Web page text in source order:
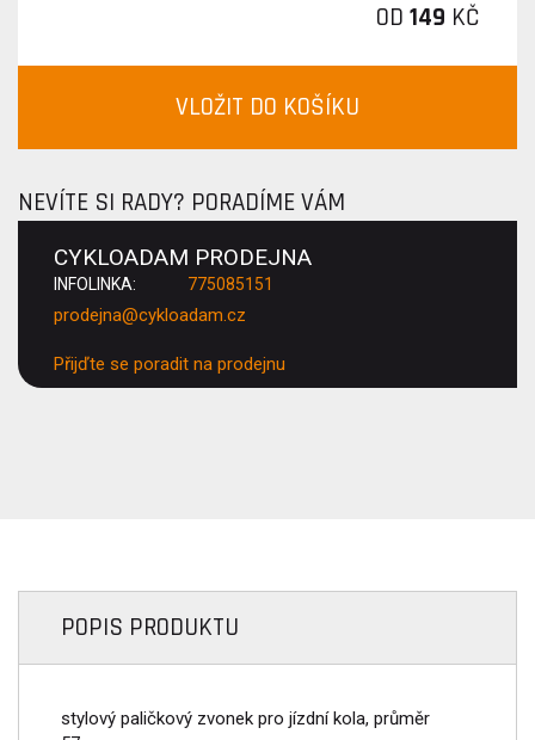
OD 149 KČ
VLOŽIT DO KOŠÍKU
NEVÍTE SI RADY? PORADÍME VÁM
CYKLOADAM PRODEJNA
INFOLINKA: 775085151
prodejna@cykloadam.cz
Přijďte se poradit na prodejnu
POPIS PRODUKTU
stylový paličkový zvonek pro jízdní kola, průměr